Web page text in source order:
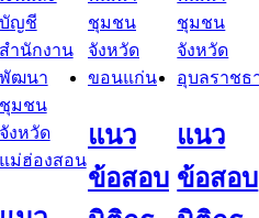
แนว
ข้อสอบ
แนว
ข้อสอบ